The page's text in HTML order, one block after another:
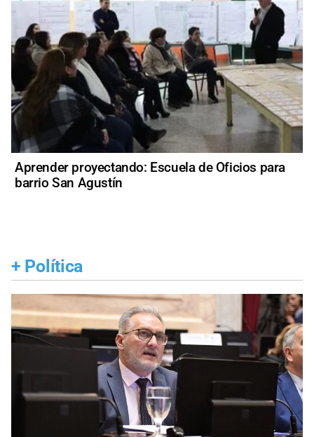
Aprender proyectando: Escuela de Oficios para
barrio San Agustín
+ Política